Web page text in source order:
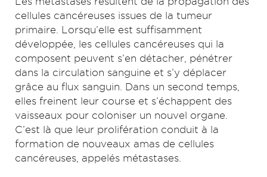
cellules cancéreuses issues de la tumeur
primaire. Lorsqu’elle est suffisamment
développée, les cellules cancéreuses qui la
composent peuvent s’en détacher, pénétrer
dans la circulation sanguine et s’y déplacer
grâce au flux sanguin. Dans un second temps,
elles freinent leur course et s’échappent des
vaisseaux pour coloniser un nouvel organe.
C’est là que leur prolifération conduit à la
formation de nouveaux amas de cellules
cancéreuses, appelés métastases.